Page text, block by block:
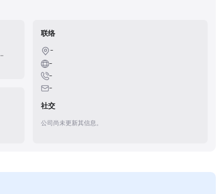
联络
-
-
-
-
社交
公司尚未更新其信息。